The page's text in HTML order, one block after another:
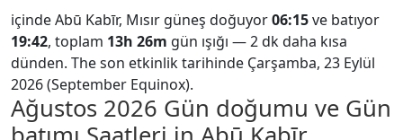
içinde Abū Kabīr, Mısır güneş doğuyor06:15ve batıyor
19:42, toplam 13h 26m gün ışığı — 2 dk daha kısa
dünden. The son etkinlik tarihinde Çarşamba, 23 Eylül
2026 (September Equinox).
Ağustos 2026 Gün doğumu ve Gün